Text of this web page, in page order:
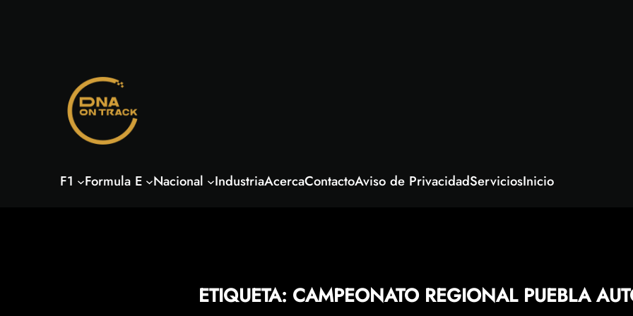
F1 Formula E Nacional IndustriaAcercaContactoAviso de PrivacidadServiciosInicio
ETIQUETA: CAMPEONATO REGIONAL PUEBLA